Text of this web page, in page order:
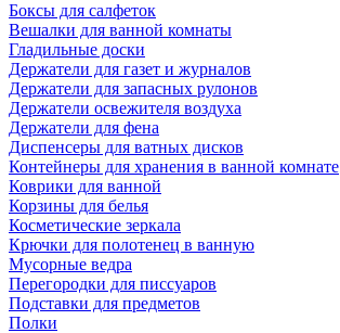
Боксы для салфеток
Вешалки для ванной комнаты
Гладильные доски
Держатели для газет и журналов
Держатели для запасных рулонов
Держатели освежителя воздуха
Держатели для фена
Диспенсеры для ватных дисков
Контейнеры для хранения в ванной комнате
Коврики для ванной
Корзины для белья
Косметические зеркала
Крючки для полотенец в ванную
Мусорные ведра
Перегородки для писсуаров
Подставки для предметов
Полки